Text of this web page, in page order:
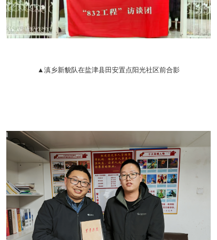
▲滇乡新貌队在盐津县田安置点阳光社区前合影